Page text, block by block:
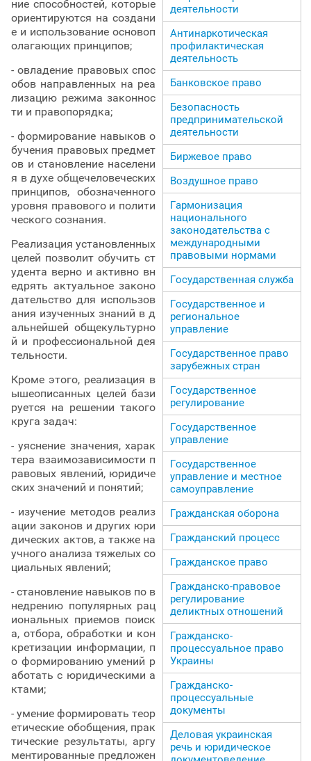
ние способностей, которые
ориентируются на создани
е и использование основоп
олагающих принципов;
- овладение правовых спос
обов направленных на реа
лизацию режима законнос
ти и правопорядка;
- формирование навыков о
бучения правовых предмет
ов и становление населени
я в духе общечеловеческих
принципов, обозначенного
уровня правового и полити
ческого сознания.
Реализация установленных
целей позволит обучить ст
удента верно и активно вн
едрять актуальное законо
дательство для использов
ания изученных знаний в д
альнейшей общекультурно
й и профессиональной дея
тельности.
Кроме этого, реализация в
ышеописанных целей бази
руется на решении такого
круга задач:
- уяснение значения, харак
тера взаимозависимости п
равовых явлений, юридиче
ских значений и понятий;
- изучение методов реализ
ации законов и других юри
дических актов, а также на
учного анализа тяжелых со
циальных явлений;
- становление навыков по в
недрению популярных рац
иональных приемов поиск
а, отбора, обработки и кон
кретизации информации, п
о формированию умений р
аботать с юридическими а
ктами;
- умение формировать теор
етические обобщения, прак
тические результаты, аргу
ментированные предложен
деятельности
Антинаркотическая
профилактическая
деятельность
Банковское право
Безопасность
предпринимательской
деятельности
Биржевое право
Воздушное право
Гармонизация
национального
законодательства с
международными
правовыми нормами
Государственная служба
Государственное и
региональное
управление
Государственное право
зарубежных стран
Государственное
регулирование
Государственное
управление
Государственное
управление и местное
самоуправление
Гражданская оборона
Гражданский процесс
Гражданское право
Гражданско-правовое
регулирование
деликтных отношений
Гражданско-
процессуальное право
Украины
Гражданско-
процессуальные
документы
Деловая украинская
речь и юридическое